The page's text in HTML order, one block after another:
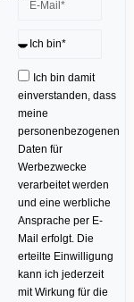
Ich bin damit
einverstanden, dass
meine
personenbezogenen
Daten für
Werbezwecke
verarbeitet werden
und eine werbliche
Ansprache per E-
Mail erfolgt. Die
erteilte Einwilligung
kann ich jederzeit
mit Wirkung für die